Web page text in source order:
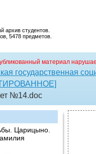
архив студентов.
5478 предметов.
материал
государственная
№14.doc
Царицыно.